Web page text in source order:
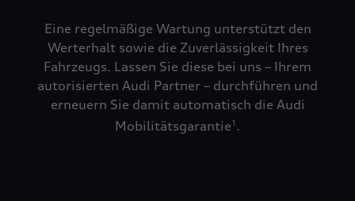
Eine regelmäßige Wartung unterstützt den
Werterhalt sowie die Zuverlässigkeit Ihres
Fahrzeugs. Lassen Sie diese bei uns – Ihrem
autorisierten Audi Partner – durchführen und
erneuern Sie damit automatisch die Audi
Mobilitätsgarantie1 .